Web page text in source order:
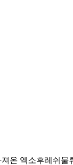
온 엑소후레쉬